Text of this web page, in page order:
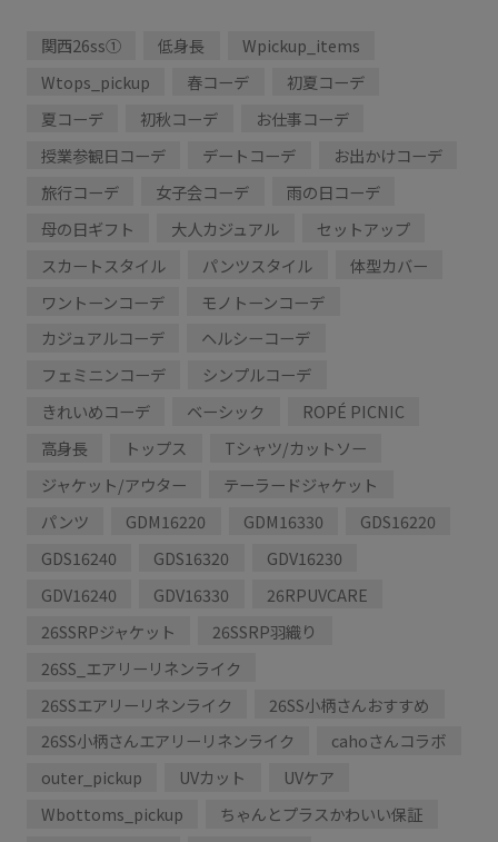
関西26ss① 低身長
Wpickup_items
Wtops_pickup
春コーデ
初夏コーデ
夏コーデ
初秋コーデ
お仕事コーデ
授業参観日コーデ
デートコーデ
お出かけコーデ
旅行コーデ
女子会コーデ
雨の日コーデ
母の日ギフト
大人カジュアル
セットアップ
スカートスタイル
パンツスタイル
体型カバー
ワントーンコーデ
モノトーンコーデ
カジュアルコーデ
ヘルシーコーデ
フェミニンコーデ
シンプルコーデ
きれいめコーデ
ベーシック
ROPÉ PICNIC
高身長
トップス
Tシャツ/カットソー
ジャケット/アウター
テーラードジャケット
パンツ
GDM16220 GDM16330
GDS16220
GDS16240
GDS16320
GDV16230
GDV16240
GDV16330
26RPUVCARE
26SSRPジャケット
26SSRP羽織り
26SS_エアリーリネンライク
26SSエアリーリネンライク
26SS小柄さんおすすめ
26SS小柄さんエアリーリネンライク
cahoさんコラボ
outer_pickup
UVカット
UVケア
Wbottoms_pickup
ちゃんとプラスかわいい保証